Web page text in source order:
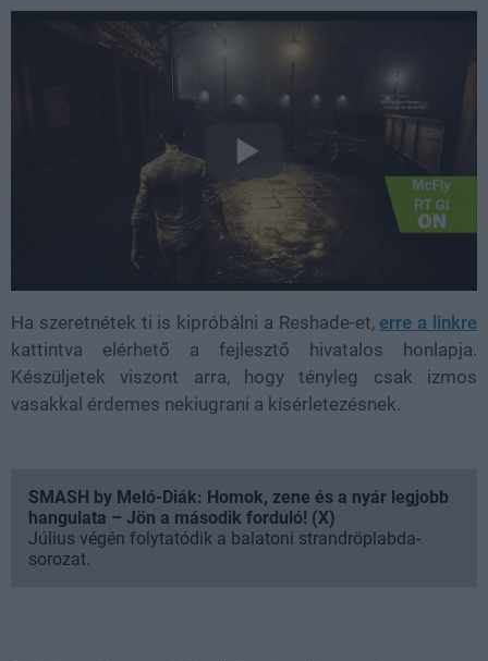
Ha szeretnétek ti is kipróbálni a Reshade-et, erre a linkre
kattintva elérhető a fejlesztő hivatalos honlapja.
Készüljetek viszont arra, hogy tényleg csak izmos
vasakkal érdemes nekiugrani a kísérletezésnek.
SMASH by Meló-Diák: Homok, zene és a nyár legjobb
hangulata – Jön a második forduló! (X)
Július végén folytatódik a balatoni strandröplabda-
sorozat.